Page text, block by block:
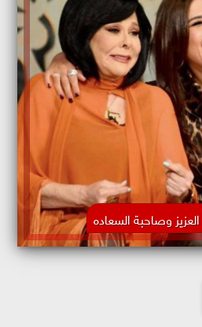
وصاحبة السعاده